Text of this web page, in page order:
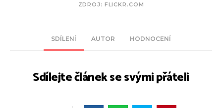
SDÍLENÍ AUTOR HODNOCENÍ
Sdílejte článek se svými přáteli
ZDROJ: FLICKR.COM